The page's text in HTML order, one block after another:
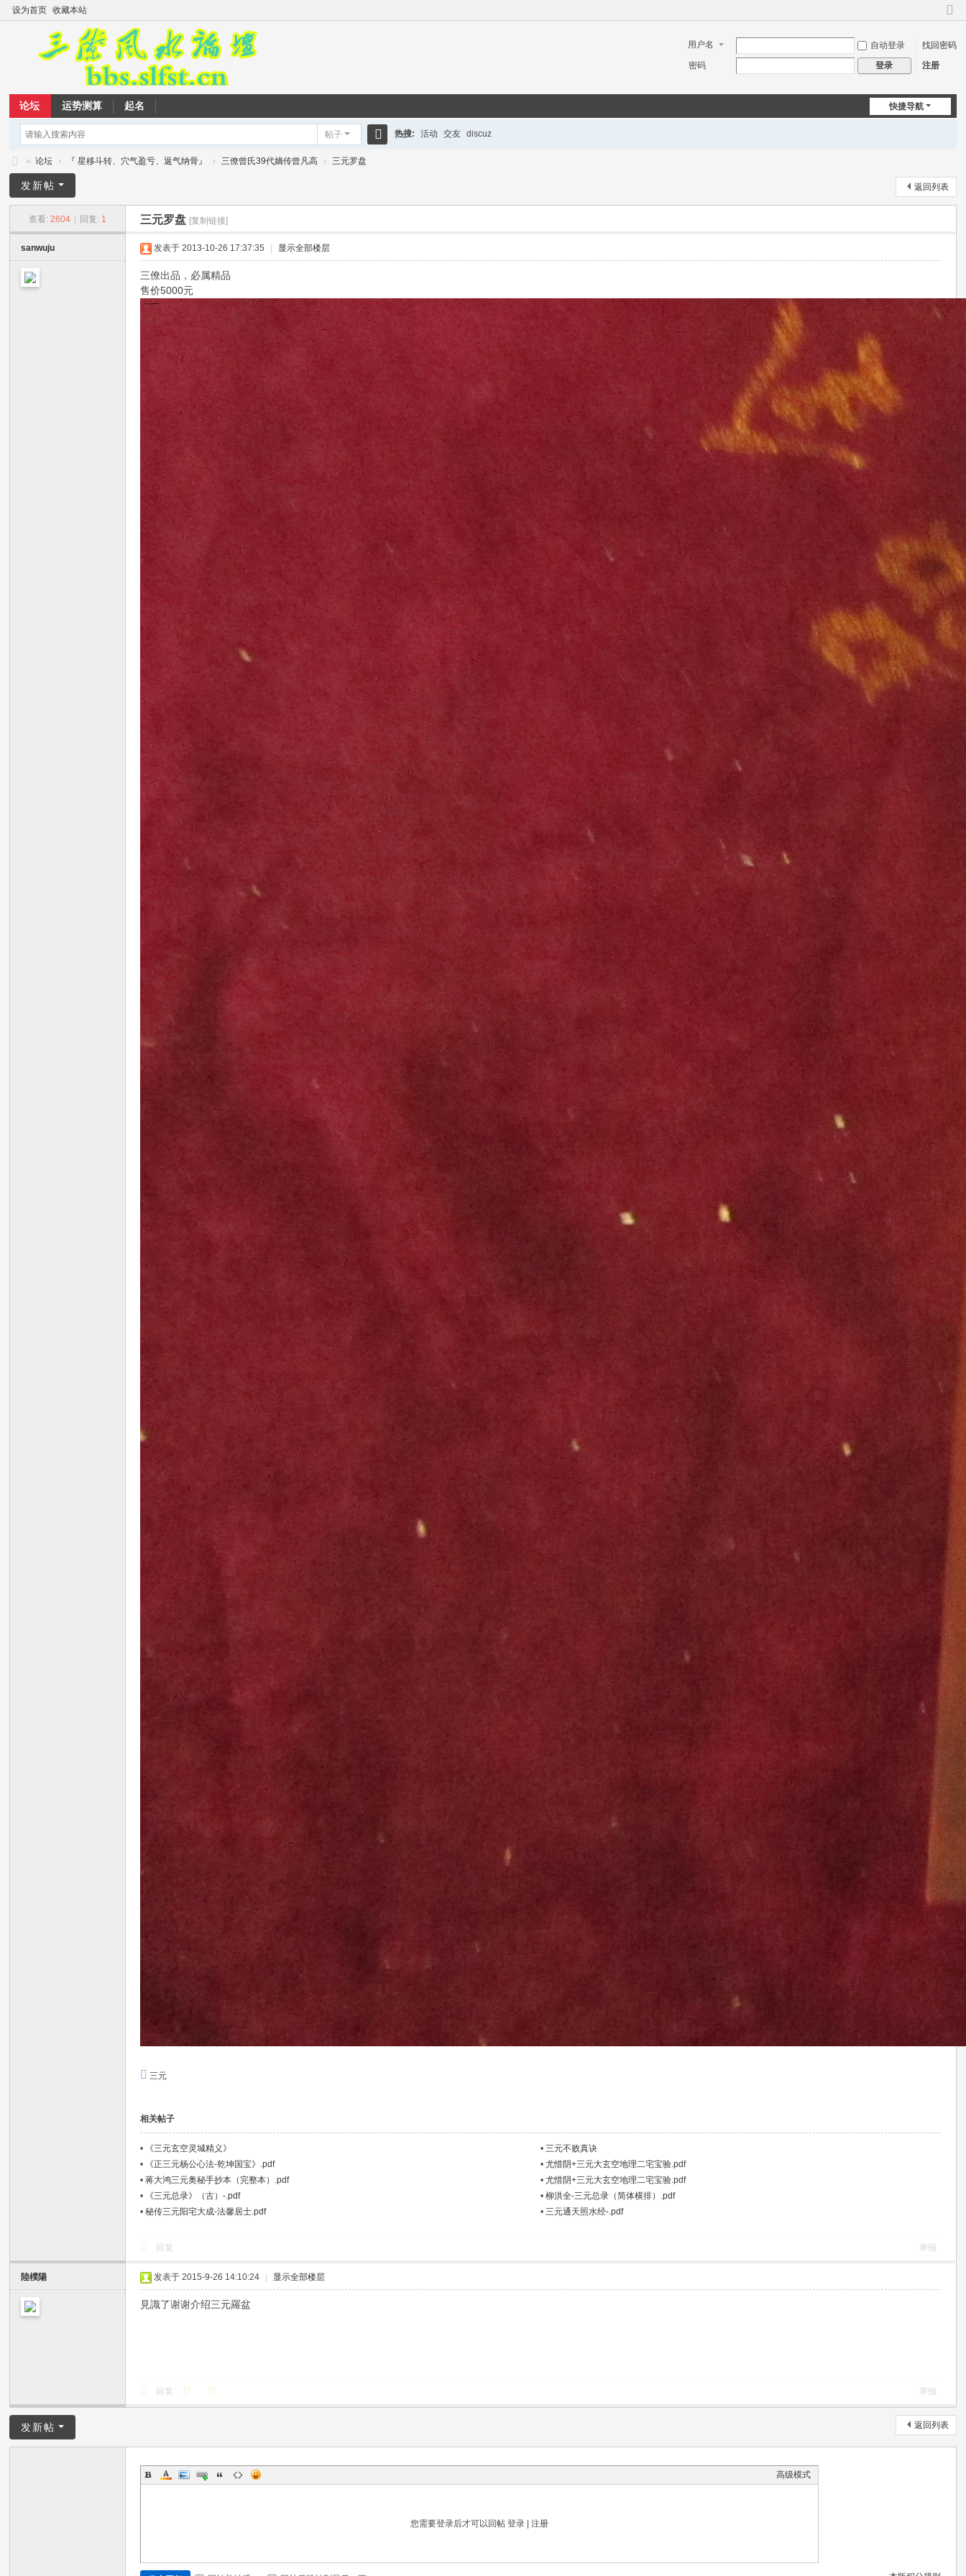
设为首页 收藏本站
切
到
用户名 自动登录
找回密码
密码
登录 注册
快捷导航
论坛 运势测算 起名
帖子 热搜: 活动 交友 discuz
僚
水
坛
» 论坛 › 『 星移斗转、穴气盈亏、返气纳骨』 › 三僚曾氏39代嫡传曾凡高 › 三元罗盘
返回列表
发新帖
查看: 2604 回复: 1 三元罗盘 [复制链接]
sanwuju 发表于 2013-10-26 17:37:35 显示全部楼层
三僚出品，必属精品
售价5000元
三元
相关帖子
• 《三元玄空灵城精义》 •三元不败真诀
•
《正三元杨公心法-乾坤国宝》.pdf •尤惜阴+三元大玄空地理二宅宝验.pdf
•蒋大鸿三元奥秘手抄本（完整本）.pdf •尤惜阴+三元大玄空地理二宅宝验.pdf
•
《三元总录》（古）-.pdf •柳洪全-三元总录（简体横排）.pdf
•秘传三元阳宅大成-法馨居士.pdf •三元通天照水经-.pdf
回复 举报
陸樸陽 发表于 2015-9-26 14:10:24 显示全部楼层
見識了谢谢介绍三元羅盆
回复 举报
返回列表
发新帖
高级模式
您需要登录后才可以回帖登录 |注册